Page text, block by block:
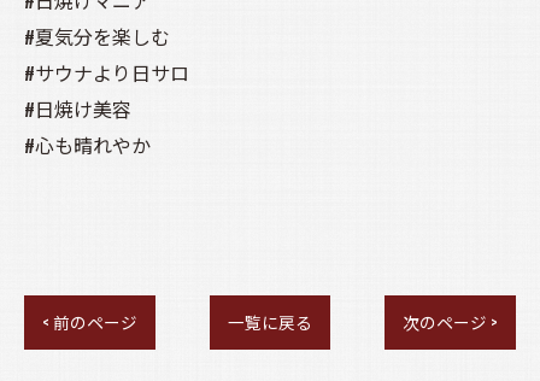
#夏気分を楽しむ
#サウナより日サロ
#日焼け美容
#心も晴れやか
< 前のページ 一覧に戻る 次のページ >